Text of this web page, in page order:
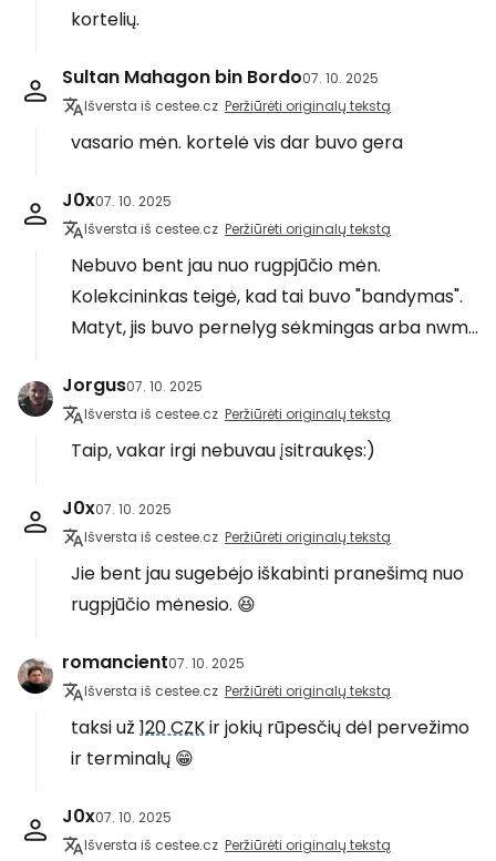
kortelių.
Sultan Mahagon bin Bordo07. 10. 2025
Išversta iš cestee.cz Peržiūrėti originalų tekstą
vasario mėn. kortelė vis dar buvo gera
J0x07. 10. 2025
Išversta iš cestee.cz Peržiūrėti originalų tekstą
Nebuvo bent jau nuo rugpjūčio mėn.
Kolekcininkas teigė, kad tai buvo "bandymas".
Matyt, jis buvo pernelyg sėkmingas arba nwm...
Jorgus07. 10. 2025
Išversta iš cestee.cz Peržiūrėti originalų tekstą
Taip, vakar irgi nebuvau įsitraukęs:)
J0x07. 10. 2025
Išversta iš cestee.cz Peržiūrėti originalų tekstą
Jie bent jau sugebėjo iškabinti pranešimą nuo
rugpjūčio mėnesio. 😆
romancient07. 10. 2025
Išversta iš cestee.cz Peržiūrėti originalų tekstą
taksi už 120 CZKir jokių rūpesčių dėl pervežimo
ir terminalų 😁
J0x07. 10. 2025
Išversta iš cestee.cz Peržiūrėti originalų tekstą